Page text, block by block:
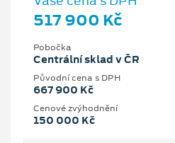
517 900 Kč
Pobočka
Centrální sklad v ČR
Původní cena s DPH
667 900 Kč
Cenové zvýhodnění
150 000 Kč